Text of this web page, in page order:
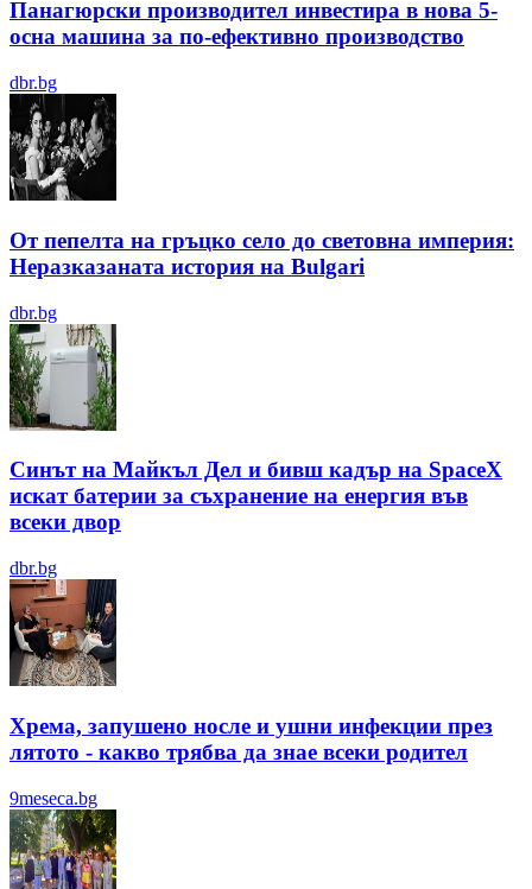
Панагюрски производител инвестира в нова 5-
осна машина за по-ефективно производство
dbr.bg
От пепелта на гръцко село до световна империя:
Неразказаната история на Bulgari
dbr.bg
Синът на Майкъл Дeл и бивш кадър на SpaceX
искат батерии за съхранение на енергия във
всеки двор
dbr.bg
Хрема, запушено носле и ушни инфекции през
лятотo - какво трябва да знае всеки родител
9meseca.bg